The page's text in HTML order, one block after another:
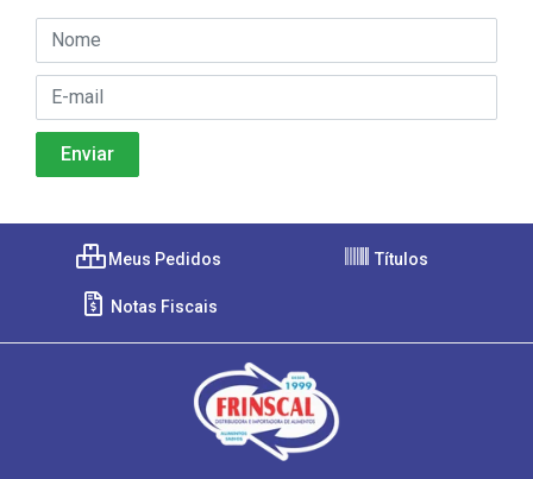
Meus Pedidos Títulos
Notas Fiscais